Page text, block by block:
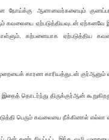
நோய்க்கு ஆளானவர்களையும்
கவலையை ஏற்படுத்தியவுடன் ஏற்கனவே
கற்பனையாக ஏற்படுத்திய
காரண காரியத்துடன் குர்ஆனும்
தொடர்ந்து திருக்குர்ஆன்
பெரும் கவலையை நீக்கினால்